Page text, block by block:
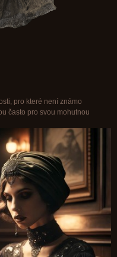
pro které není známo
často pro svou mohutnou